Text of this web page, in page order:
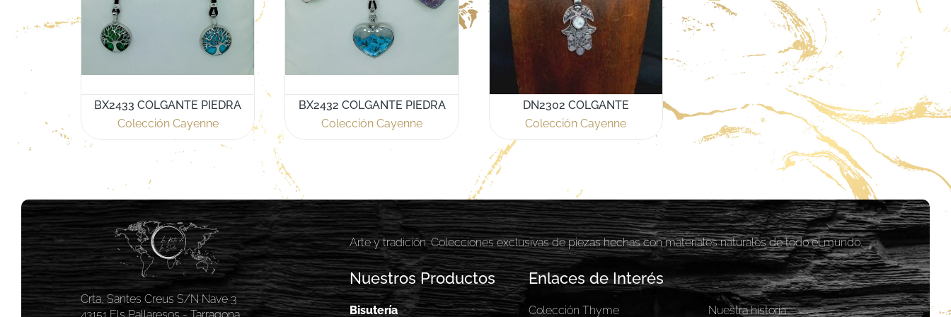
BX2433 COLGANTE PIEDRA
Colección Cayenne
BX2432 COLGANTE PIEDRA
Colección Cayenne
DN2302 COLGANTE
Colección Cayenne
Crta, Santes Creus S/N Nave 3
Arte y tradición. Colecciones exclusivas de piezas hechas con materiales naturales de todo el mundo.
Nuestros Productos
Bisutería
Enlaces de Interés
Colección Thyme Nuestra historia